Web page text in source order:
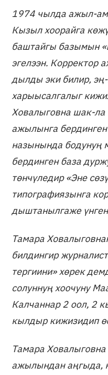
1974 чылда ажыл-
Кызыл хоорайга
баштайгы базымын
эгелээн. Корректор
дылды эки билир, эң-
харыысалгалыг
Ховалыговна шак-
ажылынга
назынында бодунуң
бердинген база
төнчүледир «Эне
типографиязынга
дыштанылгаже
Тамара
билдингир
тергиини» хөрек
солуннуң хоочуну
Калчаннар 2 оол, 2
кылдыр кижизидип
Тамара
ажылындан аңгыда,